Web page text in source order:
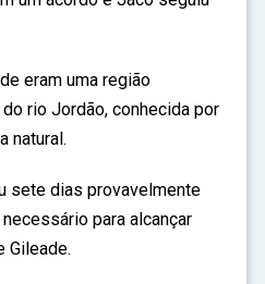
eram uma região
rio Jordão, conhecida por
natural.
sete dias provavelmente
para alcançar
Gileade.